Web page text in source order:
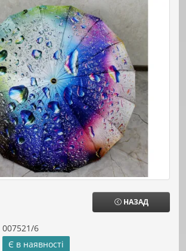
НАЗАД
007521/6
Є в наявності